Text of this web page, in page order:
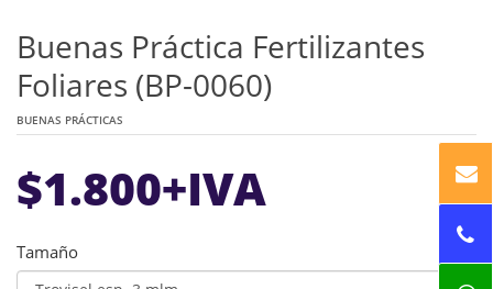
Buenas Práctica Fertilizantes
Foliares (BP-0060)
BUENAS PRÁCTICAS
$1.800+IVA
Tamaño